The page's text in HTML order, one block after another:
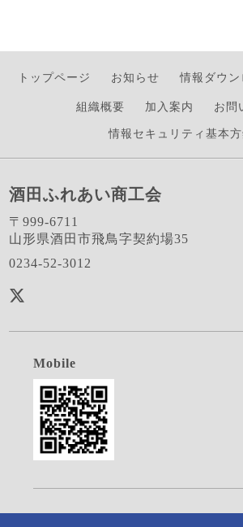
トップページ お知らせ 情報ダウン
組織概要 加入案内 お問
情報セキュリティ基本
酒田ふれあい商工会
〒999-6711
山形県酒田市飛鳥字契約場35
0234-52-3012
Mobile